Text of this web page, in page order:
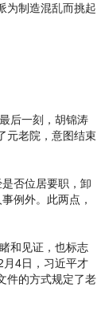
为制造混乱而挑起
后一刻，胡锦涛
元老院，意图结束
否位居要职，卸
例外。此两点，
和见证，也标志
月4日，习近平才
件的方式规定了老